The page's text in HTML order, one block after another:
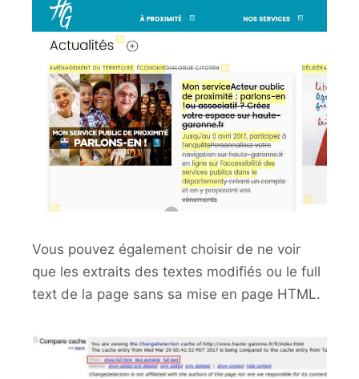
Vous pouvez également choisir de ne voir
que les extraits des textes modifiés ou le full
text de la page sans sa mise en page HTML.